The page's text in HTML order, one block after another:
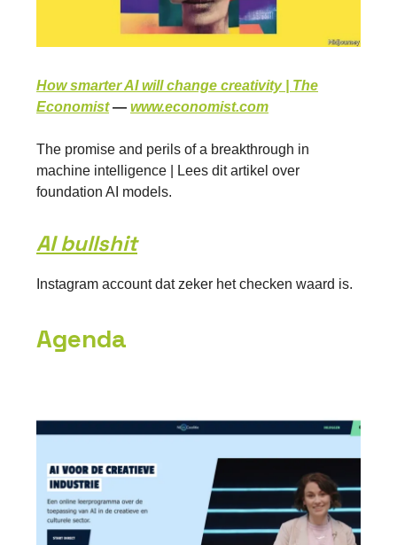
How smarter AI will change creativity | The
Economist— www.economist.com
The promise and perils of a breakthrough in
machine intelligence | Lees dit artikel over
foundation AI models.
AI bullshit
Instagram account dat zeker het checken waard is.
Agenda